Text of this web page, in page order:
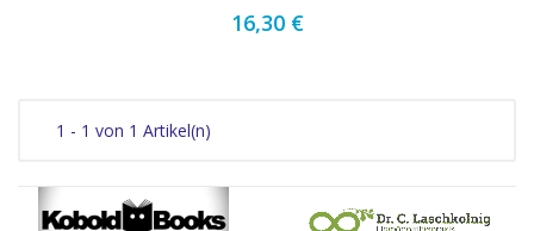
16,30 €
1 - 1 von 1 Artikel(n)